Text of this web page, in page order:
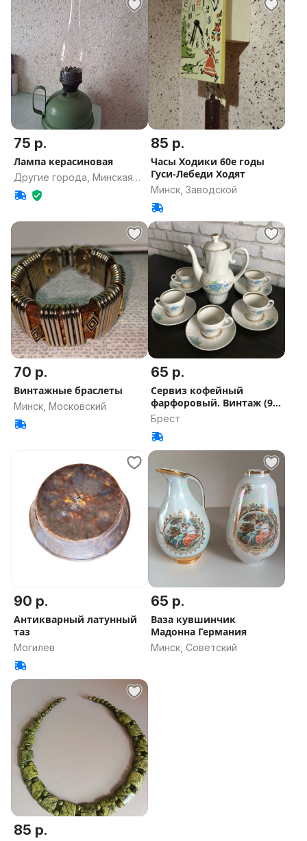
75 р.
Лампа керасиновая
Другие города, Минская
область
85 р.
Часы Ходики 60е годы
Гуси-Лебеди Ходят
Минск, Заводской
70 р.
Винтажные браслеты
Минск, Московский
65 р.
Сервиз кофейный
фарфоровый. Винтаж (90-
е годы)
Брест
90 р.
Антикварный латунный
таз
Могилев
65 р.
Ваза кувшинчик
Мадонна Германия
Минск, Советский
85 р.